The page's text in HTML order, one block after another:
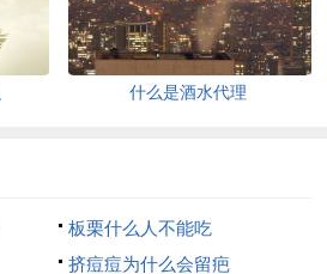
什么是酒水代理
板栗什么人不能吃
挤痘痘为什么会留疤